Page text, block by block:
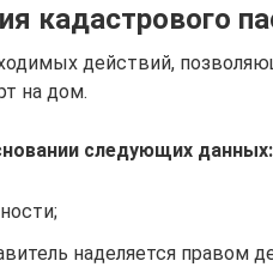
кадастрового
действий,
на дом.
следующих данных:
наделяется правом